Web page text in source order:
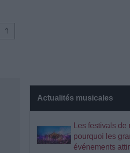
Actualités musicales
Les festivals de
pourquoi les
événements
⇑